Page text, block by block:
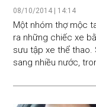
08/10/2014 | 14:14
Một nhóm thợ mộc
ra những chiếc xe
sưu tập xe thể thao.
sang nhiều nước,